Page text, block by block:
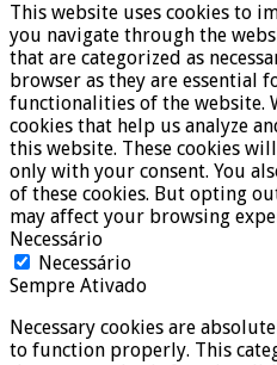
This website uses cookies to
you navigate through the
that are categorized as
browser as they are essential
functionalities of the website.
cookies that help us analyze
this website. These cookies
only with your consent. You
of these cookies. But opting
may affect your browsing
Necessário
Necessário
Sempre Ativado
Necessary cookies are
to function properly. This